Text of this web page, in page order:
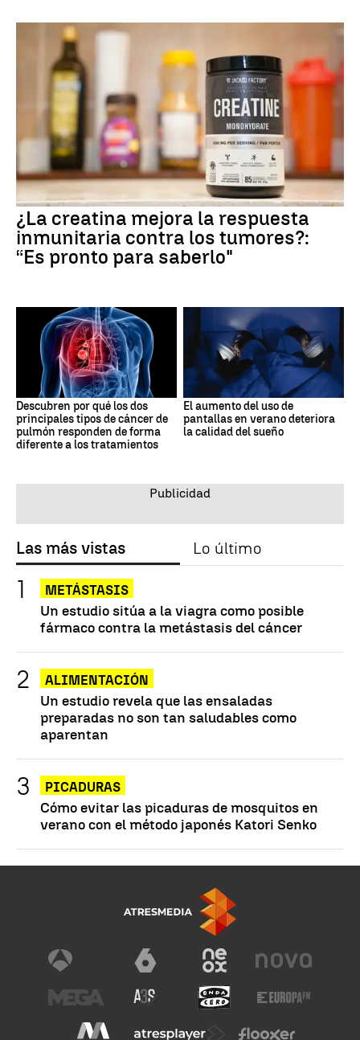
¿La creatina mejora la respuesta
inmunitaria contra los tumores?:
“Es pronto para saberlo"
Descubren por qué los dos
principales tipos de cáncer de
pulmón responden de forma
diferente a los tratamientos
El aumento del uso de
pantallas en verano deteriora
la calidad del sueño
Las más vistas Lo último
METÁSTASIS
Un estudio sitúa a la viagra como posible
fármaco contra la metástasis del cáncer
ALIMENTACIÓN
Un estudio revela que las ensaladas
preparadas no son tan saludables como
aparentan
PICADURAS
Cómo evitar las picaduras de mosquitos en
verano con el método japonés Katori Senko